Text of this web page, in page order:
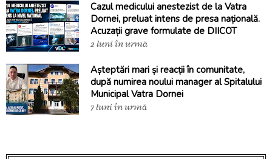
Cazul medicului anestezist de la Vatra
Dornei, preluat intens de presa națională.
Acuzații grave formulate de DIICOT
2 luni în urmă
Așteptări mari și reacții în comunitate,
după numirea noului manager al Spitalului
Municipal Vatra Dornei
7 luni în urmă